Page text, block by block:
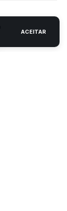
ACEITAR